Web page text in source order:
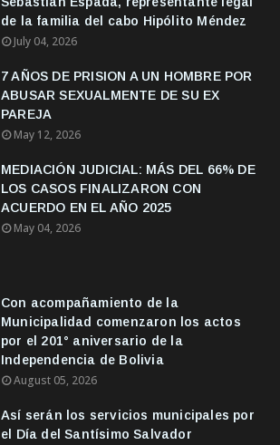
de la familia del cabo Hipólito Méndez
July 04, 2026
7 AÑOS DE PRISION A UN HOMBRE POR
ABUSAR SEXUALMENTE DE SU EX
PAREJA
May 12, 2026
MEDIACIÓN JUDICIAL: MÁS DEL 66% DE
LOS CASOS FINALIZARON CON
ACUERDO EN EL AÑO 2025
May 04, 2026
Con acompañamiento de la
Municipalidad comenzaron los actos
por el 201° aniversario de la
Independencia de Bolivia
August 05, 2026
Así serán los servicios municipales por
el Día del Santísimo Salvador